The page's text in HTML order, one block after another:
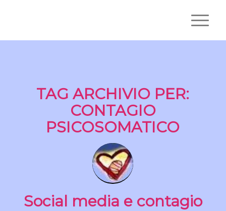
TAG ARCHIVIO PER:
CONTAGIO
PSICOSOMATICO
Social media e contagio